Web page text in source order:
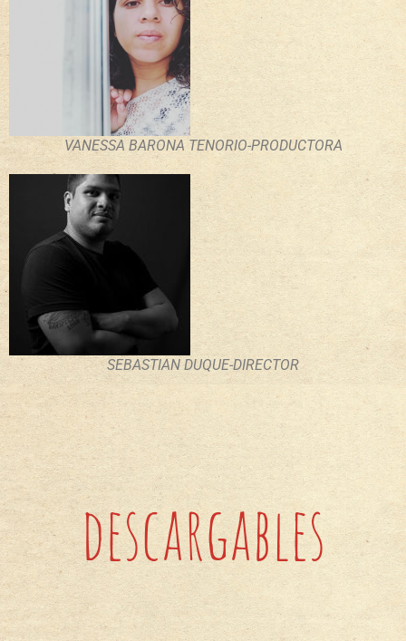
VANESSA BARONA TENORIO-PRODUCTORA
SEBASTIAN DUQUE-DIRECTOR
descargables